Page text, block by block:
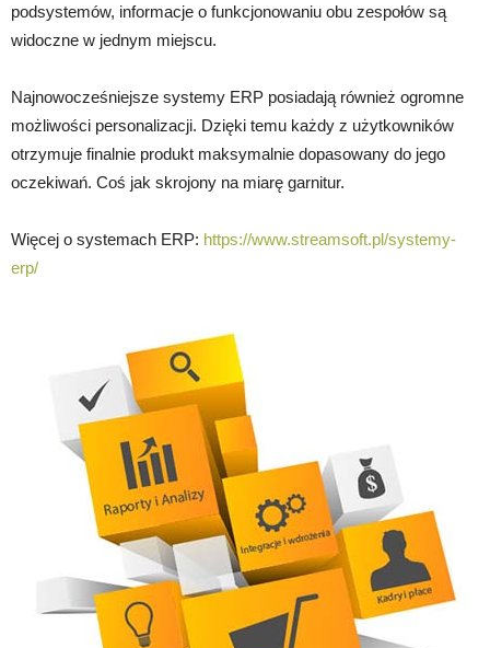
podsystemów, informacje o funkcjonowaniu obu zespołów są
widoczne w jednym miejscu.
Najnowocześniejsze systemy ERP posiadają również ogromne
możliwości personalizacji. Dzięki temu każdy z użytkowników
otrzymuje finalnie produkt maksymalnie dopasowany do jego
oczekiwań. Coś jak skrojony na miarę garnitur.
Więcej o systemach ERP: https://www.streamsoft.pl/systemy-
erp/